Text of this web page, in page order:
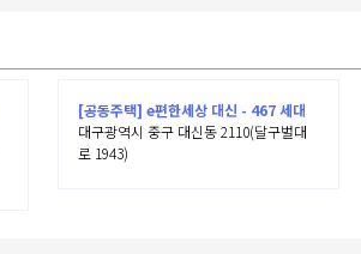
[공동주택] e편한세상 대신 - 467 세대
대구광역시 중구 대신동 2110(달구벌대
로 1943)